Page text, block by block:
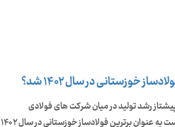
خوزستانی در سال ۱۴۰۲ شد؟
رشد تولید در میان شرکت های فولادی
خوزستان و با رشد تولید ۱۵ درصدی توانست به عنوان برترین فولادساز خوزستانی در سال ۱۴۰۲